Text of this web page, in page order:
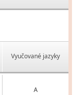
Vyučované jazyky
A